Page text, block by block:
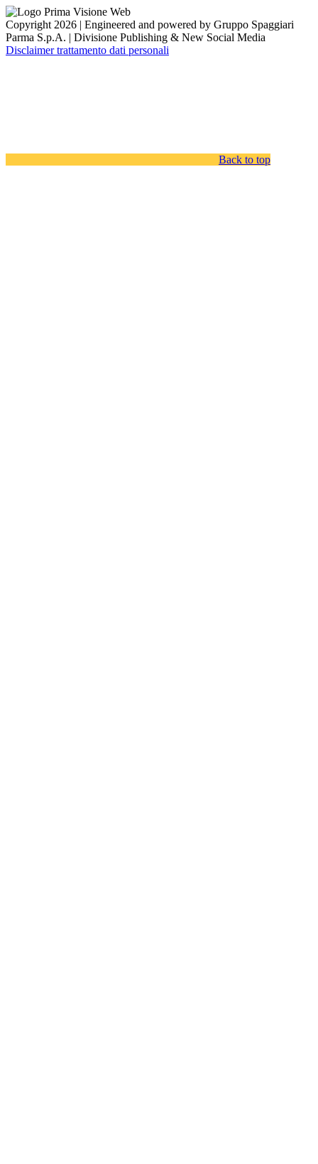
Copyright 2026 | Engineered and powered by Gruppo Spaggiari
Parma S.p.A. | Divisione Publishing & New Social Media
Disclaimer trattamento dati personali
Back to top